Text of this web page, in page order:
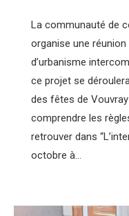
La communauté de
organise une réunion
d’urbanisme
ce projet se
des fêtes de
comprendre les
retrouver dans
octobre à…